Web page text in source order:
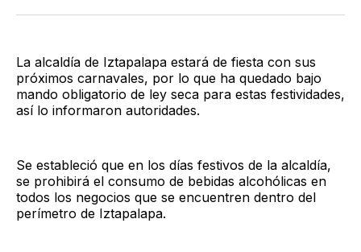
TwitterFacebook
LinkedIn
Email
La alcaldía de Iztapalapa estará de fiesta con sus
próximos carnavales, por lo que ha quedado bajo
mando obligatorio de ley seca para estas festividades,
así lo informaron autoridades.
Se estableció que en los días festivos de la alcaldía,
se prohibirá el consumo de bebidas alcohólicas en
todos los negocios que se encuentren dentro del
perímetro de Iztapalapa.